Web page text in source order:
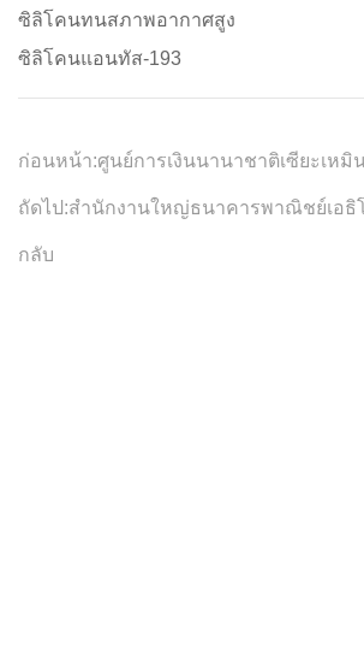
ซิลิโคนทนสภาพอากาศสูง
ซิลิโคนแอนทัส-193
ก่อนหน้า:ศูนย์การเงินนานาชาติเซียะเหมิ
ถัดไป:สำนักงานใหญ่ธนาคารพาณิชย์เอธิโ
กลับ